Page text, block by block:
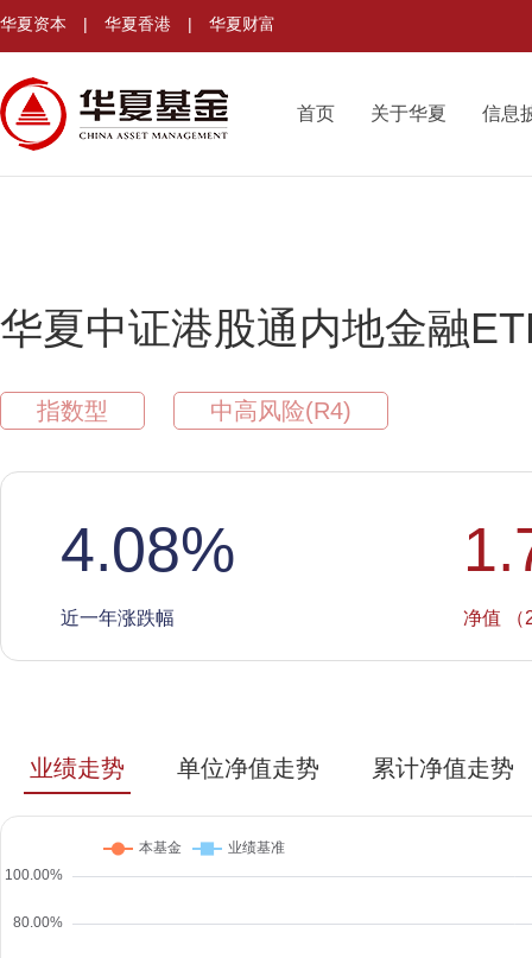
华夏资本 | 华夏香港 | 华夏财富
首页 关于华夏 信息
华夏中证港股通内地金融
指数型 中高风险(R4)
4.08%
近一年涨跌幅 净值 （
业绩走势 单位净值走势 累计净值走势